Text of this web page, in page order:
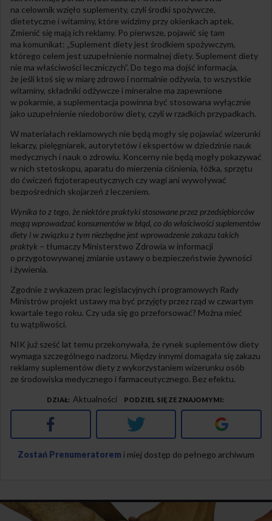
na celownik wzięło suplementy, czyli środki spożywcze,
dietetyczne i witaminy, które widzimy przy okienkach aptek.
Zmienić się mają ich reklamy. Po pierwsze, pojawić się tam
ma komunikat: „Suplement diety jest środkiem spożywczym,
którego celem jest uzupełnienie normalnej diety. Suplement diety
nie ma właściwości leczniczych”. Do tego ma dojść informacja,
że jeśli ktoś się w miarę zdrowo i normalnie odżywia, to wszystkie
witaminy, składniki odżywcze i mineralne ma zapewnione
w pokarmie, a suplementacja powinna być stosowana wyłącznie
jako uzupełnienie niedoborów diety, czyli w rzadkich przypadkach.
W materiałach reklamowych nie będą mogły się pojawiać wizerunki
lekarzy, pielęgniarek, autorytetów i ekspertów w dziedzinie nauk
medycznych i nauk o zdrowiu. Koncerny nie będą mogły pokazywać
w nich stetoskopu, aparatu do mierzenia ciśnienia, łóżka, sprzętu
do ćwiczeń fizjoterapeutycznych czy wagi ani wywoływać
bezpośrednich skojarzeń z leczeniem.
Wynika to z tego, że niektóre praktyki stosowane przez przedsiębiorców
mogą wprowadzać konsumentów w błąd, co do właściwości suplementów
diety i w związku z tym niezbędne jest wprowadzenie zakazu takich
praktyk – tłumaczy Ministerstwo Zdrowia w informacji
o przygotowywanej zmianie ustawy o bezpieczeństwie żywności
i żywienia.
Zgodnie z wykazem prac legislacyjnych i programowych Rady
Ministrów projekt ustawy ma być przyjęty przez rząd w czwartym
kwartale tego roku. Czy uda się go przeforsować? Można mieć
tu wątpliwości.
NIK już sześć lat temu przekonywała, że rynek suplementów diety
wymaga szczególnego nadzoru. Między innymi domagała się zakazu
reklamy suplementów diety z wykorzystaniem wizerunku osób
ze środowiska medycznego i farmaceutycznego. Bez efektu.
DZIAŁ Aktualności PODZIEL SIĘ ZE ZNAJOMYMI
Facebook Twitter Google+
Zostań Prenumeratorem i miej dostęp do pełnego archiwum